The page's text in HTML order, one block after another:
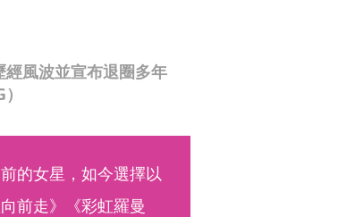
風波並宣布退圈多年
的女星，如今選擇以
前走》《彩虹羅曼